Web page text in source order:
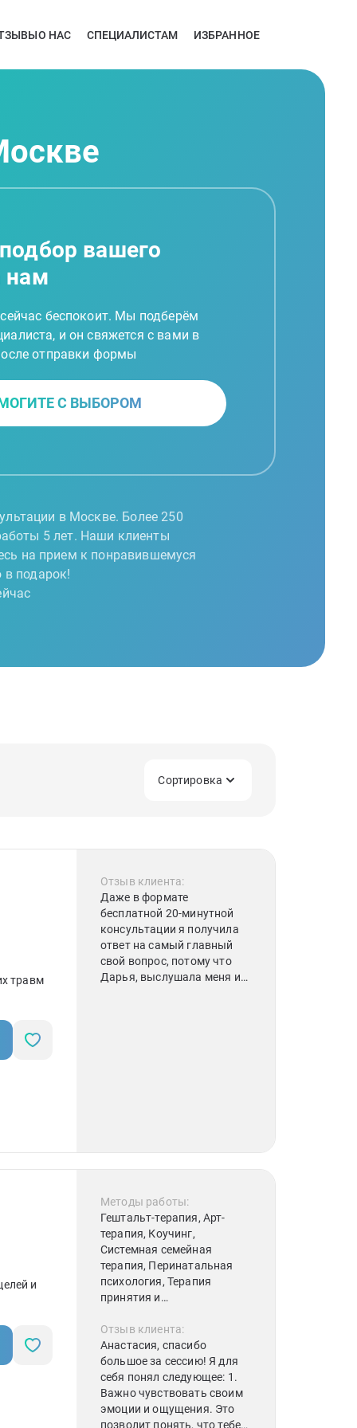
О НАС СПЕЦИАЛИСТАМ ИЗБРАННОЕ
вашего
нам
беспокоит. Мы подберём
и он свяжется с вами в
отправки формы
С ВЫБОРОМ
в Москве. Более 250
5 лет. Наши клиенты
на прием к понравившемуся
в подарок!
Сортировка
травм
Отзыв клиента:
Даже в формате
бесплатной 20-минутной
консультации я получила
ответ на самый главный
свой вопрос, потому что
Дарья, выслушала меня и
получить «скорую» помощь
и найти себе
дальнейшей работы.
и
Методы работы:
Гештальт-терапия, Арт-
терапия, Коучинг,
Системная семейная
терапия, Перинатальная
психология, Терапия
принятия и
Интегративная
психотерапия
Отзыв клиента:
Анастасия, спасибо
большое за сессию! Я для
себя понял следующее: 1.
Важно чувствовать своим
эмоции и ощущения. Это
позволит понять, что тебе